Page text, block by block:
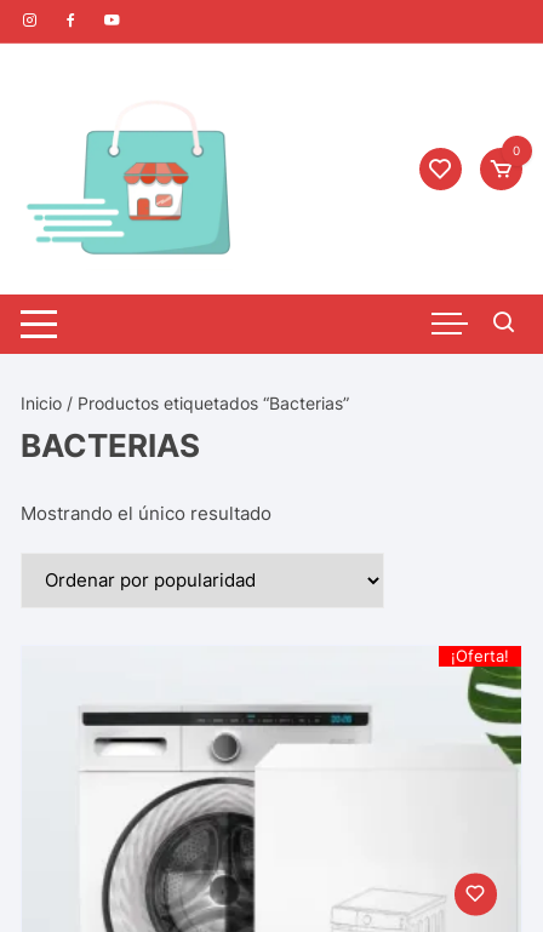
0
Inicio / Productos etiquetados “Bacterias”
BACTERIAS
Mostrando el único resultado
¡Oferta!